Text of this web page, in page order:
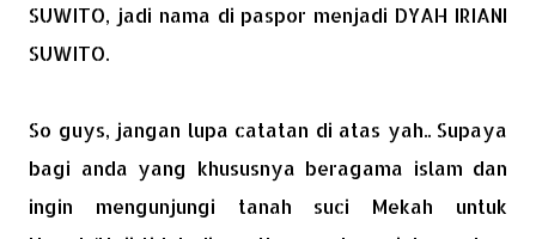
SUWITO, jadi nama di paspor menjadi DYAH IRIANI
SUWITO.
So guys, jangan lupa catatan di atas yah.. Supaya
bagi anda yang khususnya beragama islam dan
ingin mengunjungi tanah suci Mekah untuk